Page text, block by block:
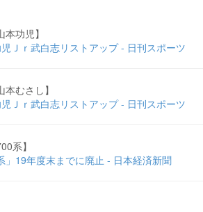
功児】
Ｊｒ武白志リストアップ - 日刊スポーツ
むさし】
Ｊｒ武白志リストアップ - 日刊スポーツ
系】
」19年度末までに廃止 - 日本経済新聞